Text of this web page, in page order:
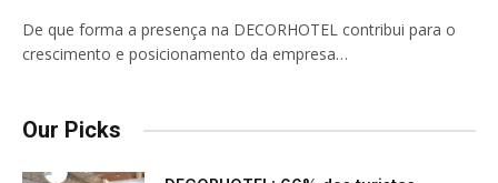
De que forma a presença na DECORHOTEL contribui para o
crescimento e posicionamento da empresa…
Our Picks